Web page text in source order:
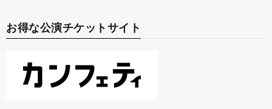
お得な公演チケットサイト